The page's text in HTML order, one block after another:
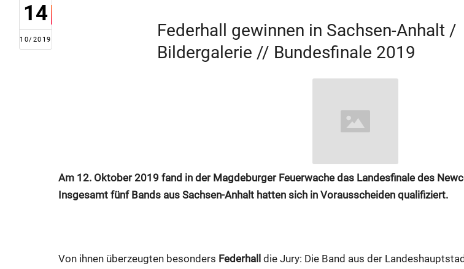
14
10/2019
Federhall gewinnen in Sachsen-Anhalt /
Bildergalerie // Bundesfinale 2019
Am 12. Oktober 2019 fand in der Magdeburger Feuerwache das Landesfinale des
Insgesamt fünf Bands aus Sachsen-Anhalt hatten sich in Vorausscheiden qualifiziert.
Von ihnen überzeugten besonders Federhall die Jury: Die Band aus der